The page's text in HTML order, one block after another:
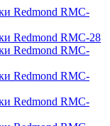
Redmond RMC-
Redmond RMC-28
Redmond RMC-
Redmond RMC-
Redmond RMC-